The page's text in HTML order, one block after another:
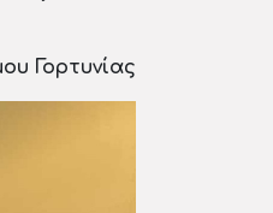
Γορτυνίας